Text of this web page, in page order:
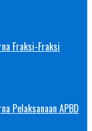
Fraksi-Fraksi
Pelaksanaan APBD